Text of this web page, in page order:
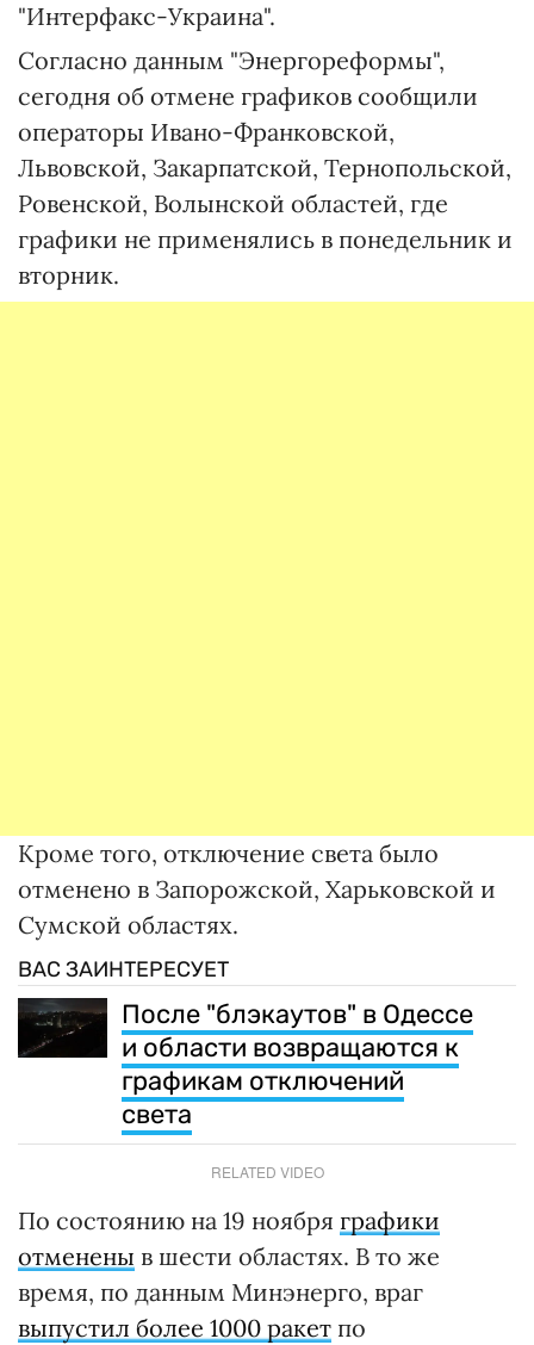
"Интерфакс-Украина".
Согласно данным "Энергореформы",
сегодня об отмене графиков сообщили
операторы Ивано-Франковской,
Львовской, Закарпатской, Тернопольской,
Ровенской, Волынской областей, где
графики не применялись в понедельник и
вторник.
Кроме того, отключение света было
отменено в Запорожской, Харьковской и
Сумской областях.
ВАС ЗАИНТЕРЕСУЕТ
После "блэкаутов" в Одессе
и области возвращаются к
графикам отключений
света
RELATED VIDEO
По состоянию на 19 ноября графики
отменены в шести областях. В то же
время, по данным Минэнерго, враг
выпустил более 1000 ракет по